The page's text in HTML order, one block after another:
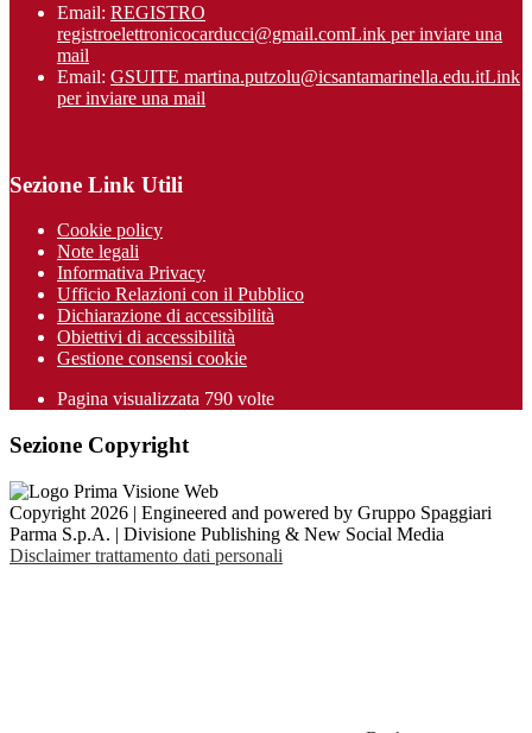
Email: REGISTRO
registroelettronicocarducci@gmail.comLink per inviare una
mail
Email: GSUITE martina.putzolu@icsantamarinel​la.edu.itLink
per inviare una mail
Sezione Link Utili
Cookie policy
Note legali
Informativa Privacy
Ufficio Relazioni con il Pubblico
Dichiarazione di accessibilità
Obiettivi di accessibilità
Gestione consensi cookie
Pagina visualizzata 790 volte
Sezione Copyright
Copyright 2026 | Engineered and powered by Gruppo Spaggiari
Parma S.p.A. | Divisione Publishing & New Social Media
Disclaimer trattamento dati personali